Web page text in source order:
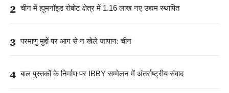
2 चीन में ह्यूमनॉइड रोबोट क्षेत्र में 1.16 लाख नए उद्यम स्थापित
3 परमाणु मुद्दों पर आग से न खेले जापान: चीन
4 बाल पुस्तकों के निर्माण पर IBBY सम्मेलन में अंतर्राष्ट्रीय संवाद